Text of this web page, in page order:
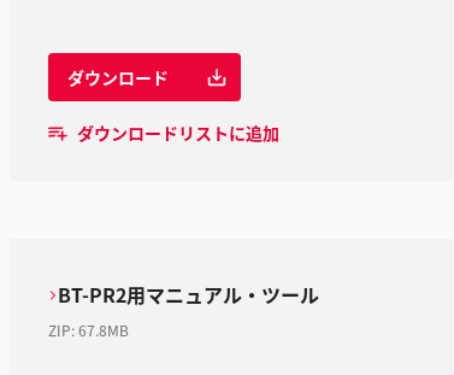
ダウンロード
ダウンロードリストに追加
BT-PR2用マニュアル・ツール
ZIP:67.8MB